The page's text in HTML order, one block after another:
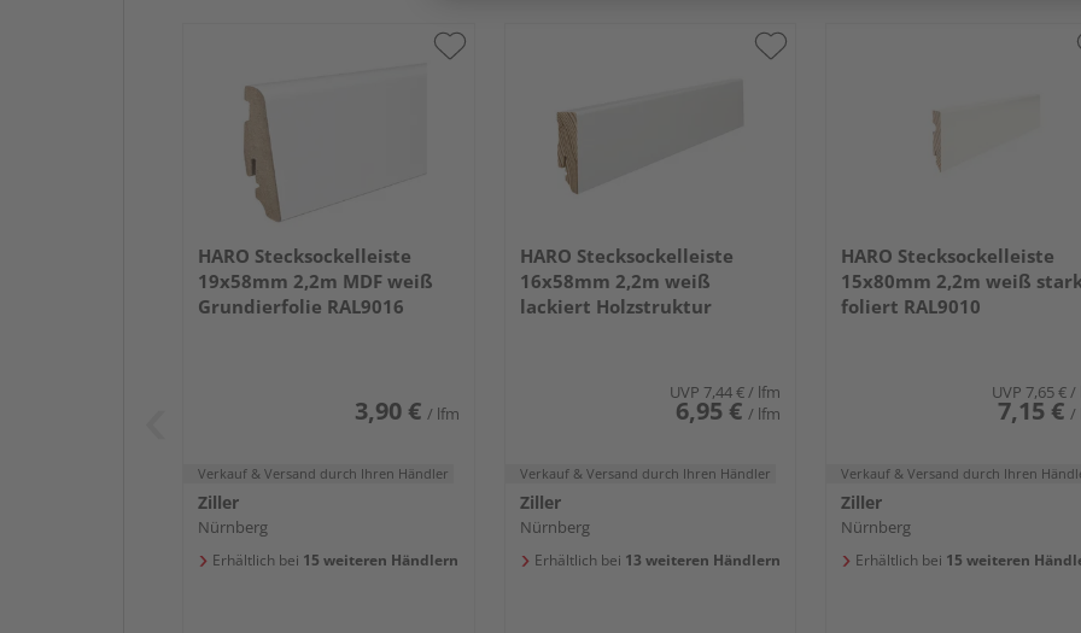
HARO Stecksockelleiste
19x58mm 2,2m MDF weiß
Grundierfolie RAL9016
3,90 € / lfm
Verkauf & Versand durch Ihren Händler
Ziller
Nürnberg
Erhältlich bei 15 weiteren Händlern
HARO Stecksockelleiste
16x58mm 2,2m weiß
lackiert Holzstruktur
UVP 7,44 €/ lfm
6,95 € / lfm
Verkauf & Versand durch Ihren Händler
Ziller
Nürnberg
Erhältlich bei 13 weiteren Händlern
HARO Stecksockelleiste
15x80mm 2,2m weiß
foliert RAL9010
UVP 7,65 €/
7,15 € /
Verkauf & Versand durch Ihren
Ziller
Nürnberg
Erhältlich bei 15 weiteren